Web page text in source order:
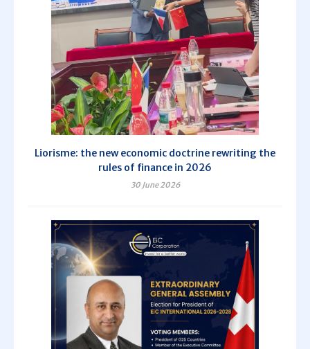
Liorisme: the new economic doctrine rewriting the
rules of finance in 2026
30 June 2026